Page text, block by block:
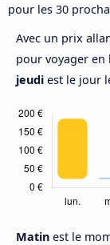
pour les 30
Avec un prix
pour voyager en
jeudi est le jour
Matin est le